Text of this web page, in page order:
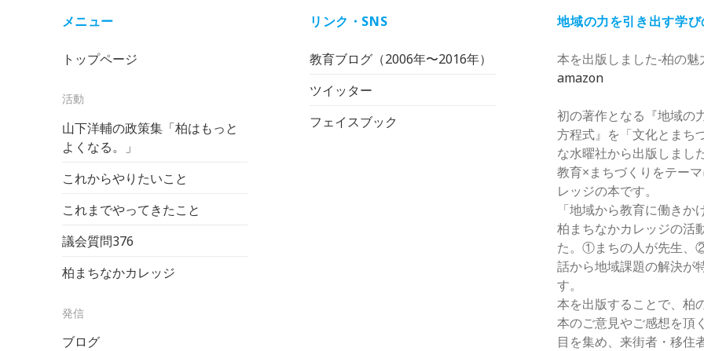
メニュー
トップページ
活動
山下洋輔の政策集「柏はもっと
よくなる。」
これからやりたいこと
これまでやってきたこと
議会質問376
柏まちなかカレッジ
発信
ブログ
リンク・SNS
教育ブログ（2006年〜2016年）
ツイッター
フェイスブック
地域の力を引き出す学
本を出版しました‐柏の
amazon
初の著作となる『地域の
方程式』を「文化とまち
な水曜社から出版しまし
教育×まちづくりをテー
レッジの本です。
「地域から教育に働き
柏まちなかカレッジの活
た。①まちの人が先生
話から地域課題の解決が
す。
本を出版することで、柏
本のご意見やご感想を頂
目を集め、来街者・移住